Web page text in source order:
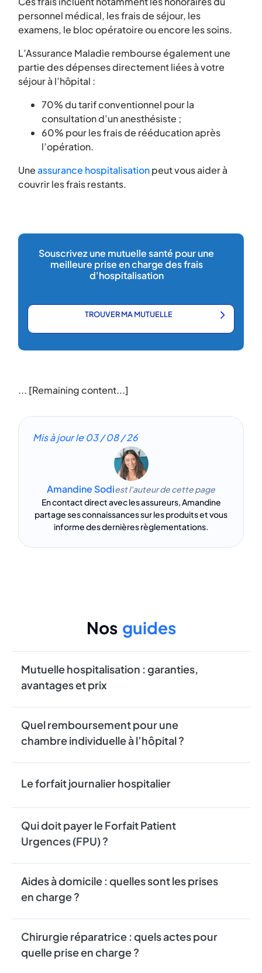
personnel médical, les frais de séjour, les
examens, le bloc opératoire ou encore les soins.
L’Assurance Maladie rembourse également une
partie des dépenses directement liées à votre
séjour à l’hôpital :
70% du tarif conventionnel pour la
consultation d’un anesthésiste ;
60% pour les frais de rééducation après
l’opération.
Uneassurance hospitalisationpeut vous aider à
couvrir les frais restants.
Souscrivez une mutuelle santé pour une
meilleure prise en charge des frais
d'hospitalisation
TROUVER MA MUTUELLE
... [Remaining content...]
Mis à jour le03 / 08 / 26
Amandine Sodiest l'auteur de cette page
En contact direct avec les assureurs, Amandine
partage ses connaissances sur les produits et vous
informe des dernières règlementations.
Nos guides
Mutuelle hospitalisation : garanties,
avantages et prix
Quel remboursement pour une
chambre individuelle à l’hôpital ?
Le forfait journalier hospitalier
Qui doit payer le Forfait Patient
Urgences (FPU) ?
Aides à domicile : quelles sont les prises
en charge ?
Chirurgie réparatrice : quels actes pour
quelle prise en charge ?